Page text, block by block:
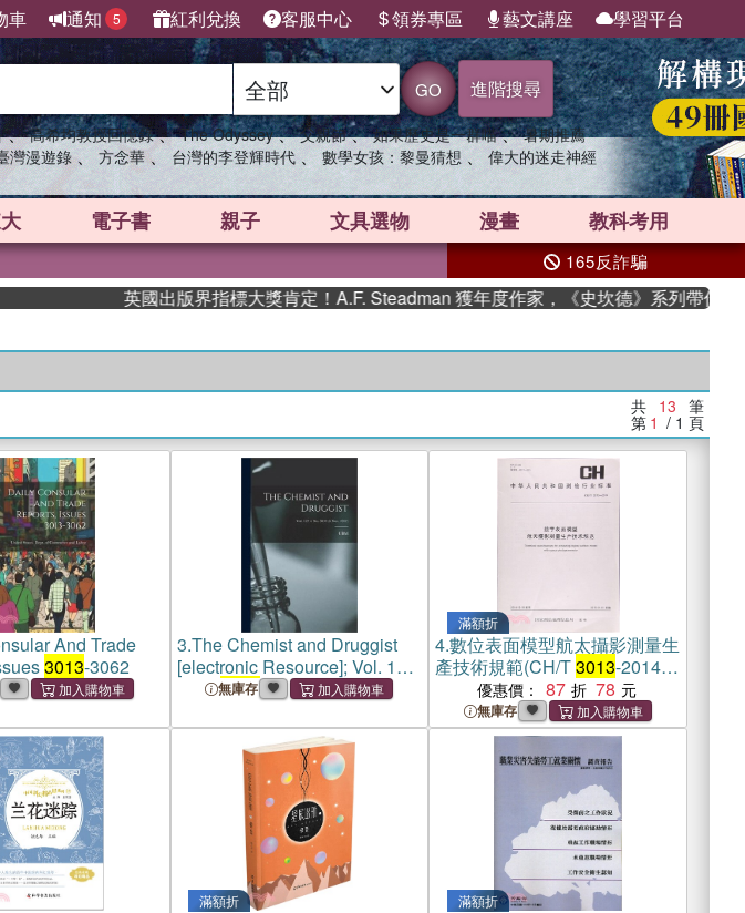
車 通知 5 紅利兌換 客服中心 領券專區 藝文講座 學習平台
GO 進階搜尋
、 高希均教授回憶錄 、 The Odyssey 、 父親節 、 如果歷史是一群喵 、 暑期推薦
灣漫遊錄 、 方念華 、 台灣的李登輝時代 、 數學女孩：黎曼猜想 、 偉大的迷走神經
電子書 親子 文具選物 漫畫 教科考用
165反詐騙
英國出版界指標大獎肯定！A.F. Steadman 獲年度作家，《史坎德》系列帶你踏上熱
共 13 筆
第 1 / 1 頁
And Trade
3013-3062
3.The Chemist and Druggist
[electronic Resource]; Vol. 127
= no.3013(6 Nov. 1937)
無庫存
滿額折
4.數位表面模型航太攝影測量生
產技術規範(CH/T3013-2014)
（簡體書）
優惠價： 87 78
無庫存
滿額折 滿額折